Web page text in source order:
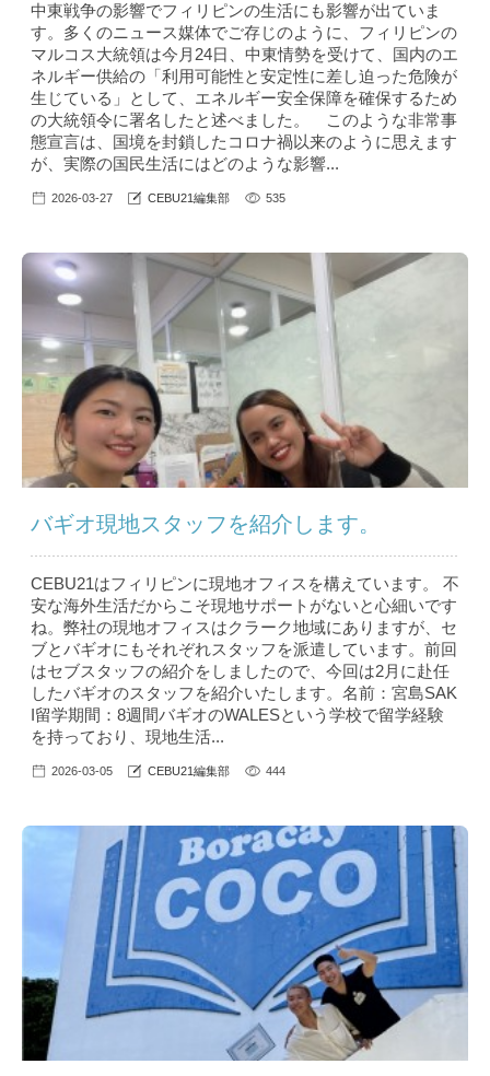
中東戦争の影響でフィリピンの生活にも影響が出ていま
す。多くのニュース媒体でご存じのように、フィリピンの
マルコス大統領は今月24日、中東情勢を受けて、国内のエ
ネルギー供給の「利用可能性と安定性に差し迫った危険が
生じている」として、エネルギー安全保障を確保するため
の大統領令に署名したと述べました。 このような非常事
態宣言は、国境を封鎖したコロナ禍以来のように思えます
が、実際の国民生活にはどのような影響...
2026-03-27 CEBU21編集部 535
バギオ現地スタッフを紹介します。
CEBU21はフィリピンに現地オフィスを構えています。 不
安な海外生活だからこそ現地サポートがないと心細いです
ね。弊社の現地オフィスはクラーク地域にありますが、セ
ブとバギオにもそれぞれスタッフを派遣しています。前回
はセブスタッフの紹介をしましたので、今回は2月に赴任
したバギオのスタッフを紹介いたします。名前：宮島SAK
I留学期間：8週間バギオのWALESという学校で留学経験
を持っており、現地生活...
2026-03-05 CEBU21編集部 444